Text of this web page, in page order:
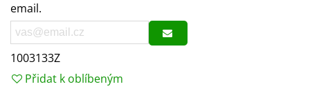
email.
1003133Z
Přidat k oblíbeným